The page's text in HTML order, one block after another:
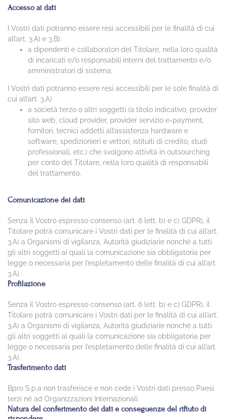
Accesso ai dati
I Vostri dati potranno essere resi accessibili per le finalità di cui
all’art. 3.A) e 3.B):
a dipendenti e collaboratori del Titolare, nella loro qualità
di incaricati e/o responsabili interni del trattamento e/o
amministratori di sistema;
I Vostri dati potranno essere resi accessibili per le sole finalità di
cui all’art. 3.A)
a società terzo o altri soggetti (a titolo indicativo, provider
sito web, cloud provider, provider servizio e-payment,
fornitori, tecnici addetti all’assistenza hardware e
software, spedizionieri e vettori, istituiti di credito, studi
professionali, etc.) che svolgono attività in outsourching
per conto del Titolare, nella loro qualità di responsabili
del trattamento.
Comunicazione dei dati
Senza il Vostro espresso consenso (art. 6 lett. b) e c) GDPR), il
Titolare potrà comunicare i Vostri dati per le finalità di cui all’art.
3.A) a Organismi di vigilanza, Autorità giudiziarie nonché a tutti
gli altri soggetti ai quali la comunicazione sia obbligatoria per
legge o necessaria per l’espletamento delle finalità di cui all’art.
3.A).
Profilazione
Senza il Vostro espresso consenso (art. 6 lett. b) e c) GDPR), il
Titolare potrà comunicare i Vostri dati per le finalità di cui all’art.
3.A) a Organismi di vigilanza, Autorità giudiziarie nonché a tutti
gli altri soggetti ai quali la comunicazione sia obbligatoria per
legge o necessaria per l’espletamento delle finalità di cui all’art.
3.A).
Trasferimento dati
Bpro S.p.a non trasferisce e non cede i Vostri dati presso Paesi
terzi né ad Organizzazioni Internazionali.
Natura del conferimento dei dati e conseguenze del rifiuto di